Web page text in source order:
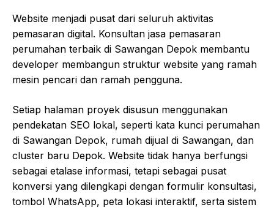
Website menjadi pusat dari seluruh aktivitas
pemasaran digital. Konsultan jasa pemasaran
perumahan terbaik di Sawangan Depok membantu
developer membangun struktur website yang ramah
mesin pencari dan ramah pengguna.
Setiap halaman proyek disusun menggunakan
pendekatan SEO lokal, seperti kata kunci perumahan
di Sawangan Depok, rumah dijual di Sawangan, dan
cluster baru Depok. Website tidak hanya berfungsi
sebagai etalase informasi, tetapi sebagai pusat
konversi yang dilengkapi dengan formulir konsultasi,
tombol WhatsApp, peta lokasi interaktif, serta sistem